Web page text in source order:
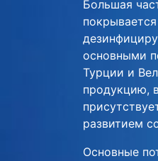
Большая
основными
Турции и
продукцию,
развитием
Основные